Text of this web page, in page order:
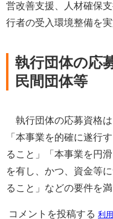
営改善支援、人材確保
行者の受入環境整備を実
執行団体の応
民間団体等
執行団体の応募資格は
「本事業を的確に遂行
ること」「本事業を円
を有し、かつ、資金等
ること」などの要件を